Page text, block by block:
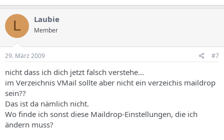
L Laubie
Member
29. März 2009 #7
nicht dass ich dich jetzt falsch verstehe...
im Verzeichnis VMail sollte aber nicht ein verzeichis maildrop
sein??
Das ist da nämlich nicht.
Wo finde ich sonst diese Maildrop-Einstellungen, die ich
ändern muss?